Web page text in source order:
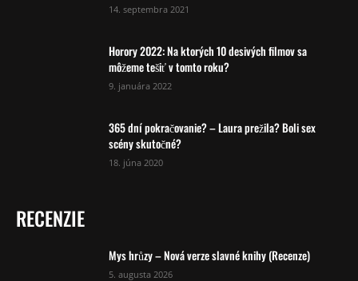
14. septembra 2021
Horory 2022: Na ktorých 10 desivých filmov sa
môžeme tešiť v tomto roku?
9. januára 2022
365 dní pokračovanie? – Laura prežila? Boli sex
scény skutočné?
18. júna 2020
RECENZIE
Mys hrůzy – Nová verze slavné knihy (Recenze)
5. augusta 2026